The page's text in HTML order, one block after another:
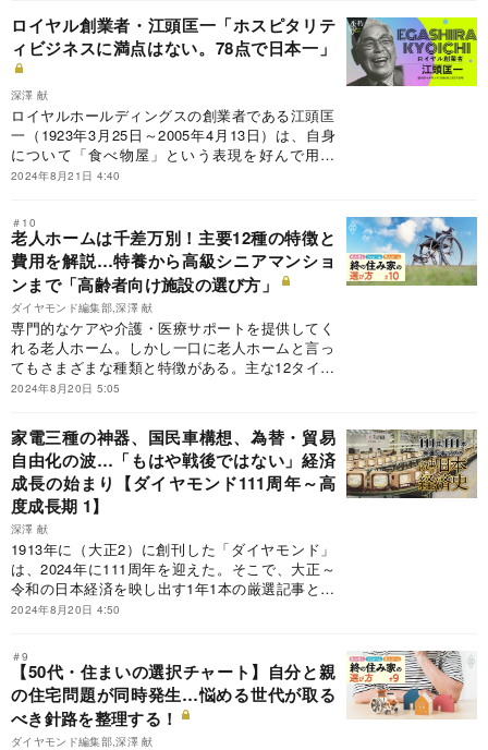
1961～65年までの5年間だ。
ロイヤル創業者・江頭匡一「ホスピタリテ
ィビジネスに満点はない。78点で日本一」
深澤 献
ロイヤルホールディングスの創業者である江頭匡
一（1923年3月25日～2005年4月13日）は、自身
について「食べ物屋」という表現を好んで用い
た。戦後、22歳で福岡の米軍基地でコックの見習
パンやケーキを販売したり、福岡空港の国内線運
行開始に合わせて機内食と空港内食堂への納入を
開始した。
2024年8月21日 4:40
＃10
老人ホームは千差万別！主要12種の特徴と
費用を解説…特養から高級シニアマンショ
ンまで「高齢者向け施設の選び方」
ダイヤモンド編集部,深澤 献
専門的なケアや介護・医療サポートを提供してく
れる老人ホーム。しかし一口に老人ホームと言っ
てもさまざまな種類と特徴がある。主な12タイプ
について特徴と費用を解説する。
2024年8月20日 5:05
家電三種の神器、国民車構想、為替・貿易
自由化の波…「もはや戦後ではない」経済
成長の始まり【ダイヤモンド111周年～高
度成長期 1】
深澤 献
1913年に（大正2）に創刊した「ダイヤモンド」
は、2024年に111周年を迎えた。そこで、大正～
令和の日本経済を映し出す1年1本の厳選記事と、
その解説で激動の日本経済史をたどる「111年111
2024年8月20日 4:50
＃9
【50代・住まいの選択チャート】自分と親
の住宅問題が同時発生…悩める世代が取る
べき針路を整理する！
ダイヤモンド編集部,深澤 献